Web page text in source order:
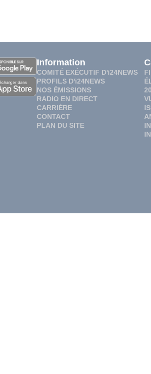
Information
COMITÉ EXÉCUTIF D'i24NEWS
PROFILS D'i24NEWS
NOS ÉMISSIONS
RADIO EN DIRECT
CARRIÈRE
CONTACT
PLAN DU SITE